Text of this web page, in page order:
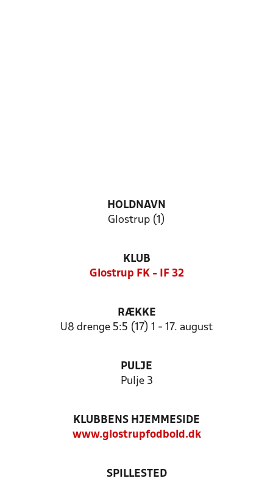
HOLDNAVN
Glostrup (1)
KLUB
Glostrup FK - IF 32
RÆKKE
U8 drenge 5:5 (17) 1 - 17. august
PULJE
Pulje 3
KLUBBENS HJEMMESIDE
www.glostrupfodbold.dk
SPILLESTED